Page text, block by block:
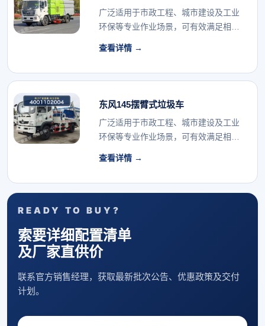
广泛适用于市政工程、城市建设及工业
环保等专业作业场景，可有效满足相关
查看详情 →
东风145摆臂式垃圾车
广泛适用于市政工程、城市建设及工业
环保等专业作业场景，可有效满足相关
查看详情 →
READY TO BUY?
索要详细配置清单
及厂家直供价
联系官方销售经理，获取最新批次公告、优惠政策及交付
计划。